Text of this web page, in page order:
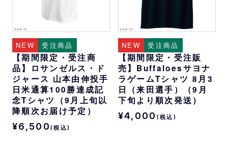
NEW 受注商品
【期間限定・受注商
品】ロサンゼルス・ド
ジャース 山本由伸投手
日米通算100勝達成記
念Tシャツ（9月上旬以
降順次お届け予定）
¥6,500 (税込)
NEW 受注商品
【期間限定・受注販
売】Buffaloesサヨナ
ラゲームTシャツ 8月3
日（来田選手）（9月
下旬より順次発送）
¥4,000 (税込)